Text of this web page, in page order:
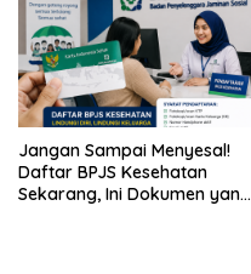
Jangan Sampai Menyesal!
Daftar BPJS Kesehatan
Sekarang, Ini Dokumen yang